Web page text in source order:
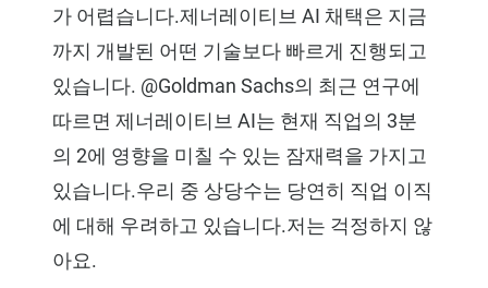
가 어렵습니다.제너레이티브 AI 채택은 지금
까지 개발된 어떤 기술보다 빠르게 진행되고
있습니다. @Goldman Sachs의 최근 연구에
따르면 제너레이티브 AI는 현재 직업의 3분
의 2에 영향을 미칠 수 있는 잠재력을 가지고
있습니다.우리 중 상당수는 당연히 직업 이직
에 대해 우려하고 있습니다.저는 걱정하지 않
아요.